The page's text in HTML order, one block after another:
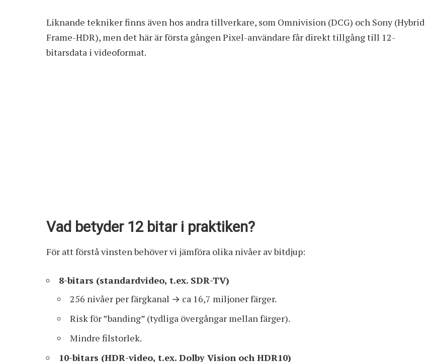
Liknande tekniker finns även hos andra tillverkare, som Omnivision (DCG) och Sony (Hybrid
Frame-HDR), men det här är första gången Pixel-användare får direkt tillgång till 12-
bitarsdata i videoformat.
Vad betyder 12 bitar i praktiken?
För att förstå vinsten behöver vi jämföra olika nivåer av bitdjup:
8-bitars (standardvideo, t.ex. SDR-TV)
256 nivåer per färgkanal → ca 16,7 miljoner färger.
Risk för ”banding” (tydliga övergångar mellan färger).
Mindre filstorlek.
10-bitars (HDR-video, t.ex. Dolby Vision och HDR10)